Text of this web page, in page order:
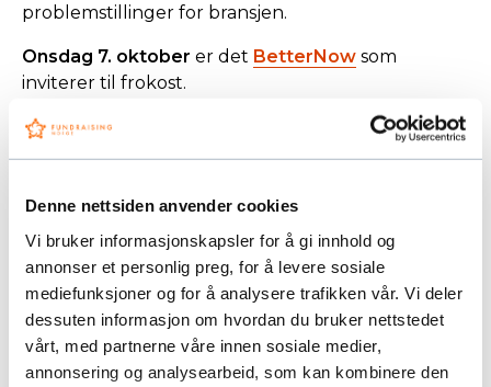
Denne nettsiden anvender cookies
Vi bruker informasjonskapsler for å gi innhold og
annonser et personlig preg, for å levere sosiale
mediefunksjoner og for å analysere trafikken vår. Vi deler
dessuten informasjon om hvordan du bruker nettstedet
vårt, med partnerne våre innen sosiale medier,
annonsering og analysearbeid, som kan kombinere den
problemstillinger for bransjen.
Onsdag 7. oktober er det BetterNow som
inviterer til frokost.
Det er gratis for ansatte i organisasjoner som er
Påmelding
Les mer om BetterNow: